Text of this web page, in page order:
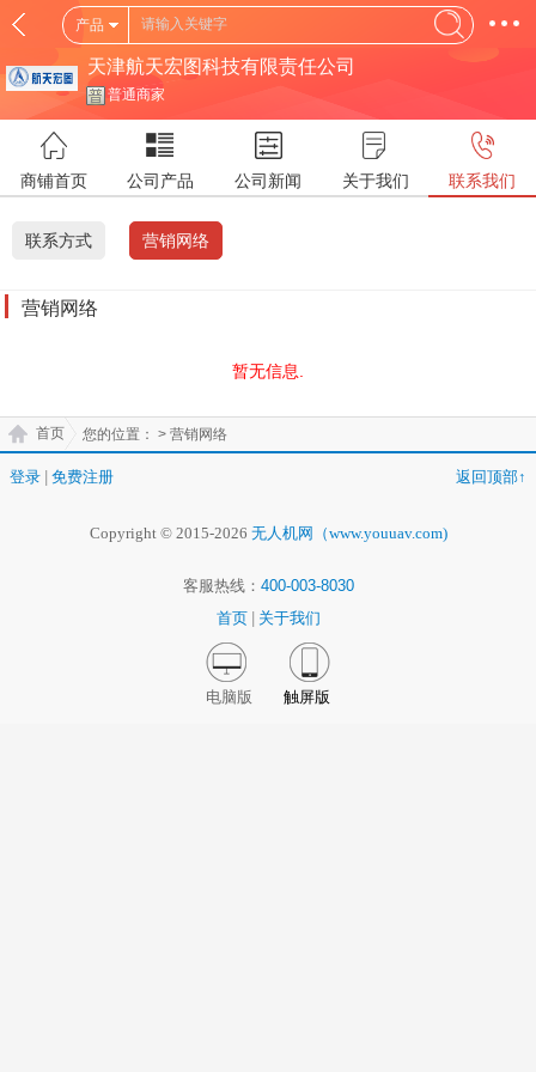
产品
天津航天宏图科技有限责任公司
普通商家
商铺首页 公司产品 公司新闻 关于我们 联系我们
联系方式 营销网络
营销网络
暂无信息.
您的位置：
首页 > 营销网络
登录 免费注册 返回顶部↑
Copyright © 2015-2026 无人机网（www.youuav.com)
客服热线： 400-003-8030
首页
关于我们
电脑版 触屏版